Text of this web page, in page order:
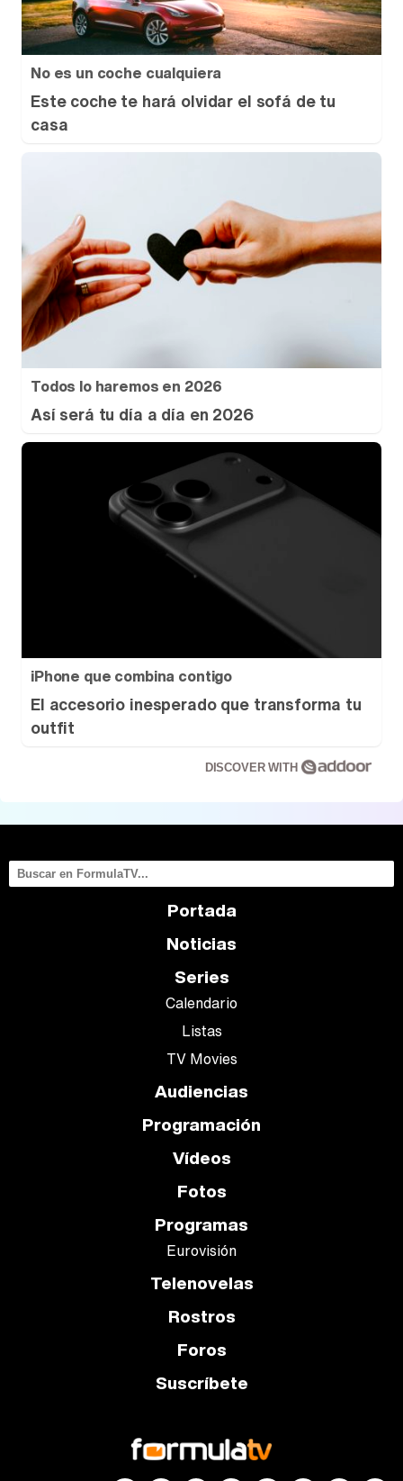
No es un coche cualquiera
Este coche te hará olvidar el sofá de tu
casa
Todos lo haremos en 2026
Así será tu día a día en 2026
iPhone que combina contigo
El accesorio inesperado que transforma tu
outfit
DISCOVER WITH
Portada
Noticias
Series
Calendario
Listas
TV Movies
Audiencias
Programación
Vídeos
Fotos
Programas
Eurovisión
Telenovelas
Rostros
Foros
Suscríbete